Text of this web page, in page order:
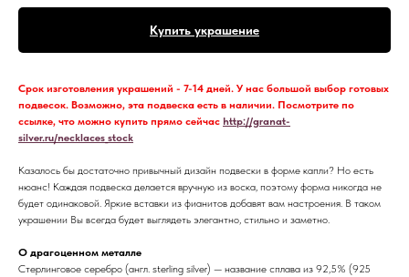
Купить украшение
Срок изготовления украшений - 7-14 дней. У нас большой выбор готовых
подвесок. Возможно, эта подвеска есть в наличии. Посмотрите по
ссылке, что можно купить прямо сейчас http://granat-
silver.ru/necklaces_stock
Казалось бы достаточно привычный дизайн подвески в форме капли? Но есть
нюанс! Каждая подвеска делается вручную из воска, поэтому форма никогда не
будет одинаковой. Яркие вставки из фианитов добавят вам настроения. В таком
украшении Вы всегда будет выглядеть элегантно, стильно и заметно.
О драгоценном металле
Стерлинговое серебро (англ. sterling silver) — название сплава из 92,5% (925